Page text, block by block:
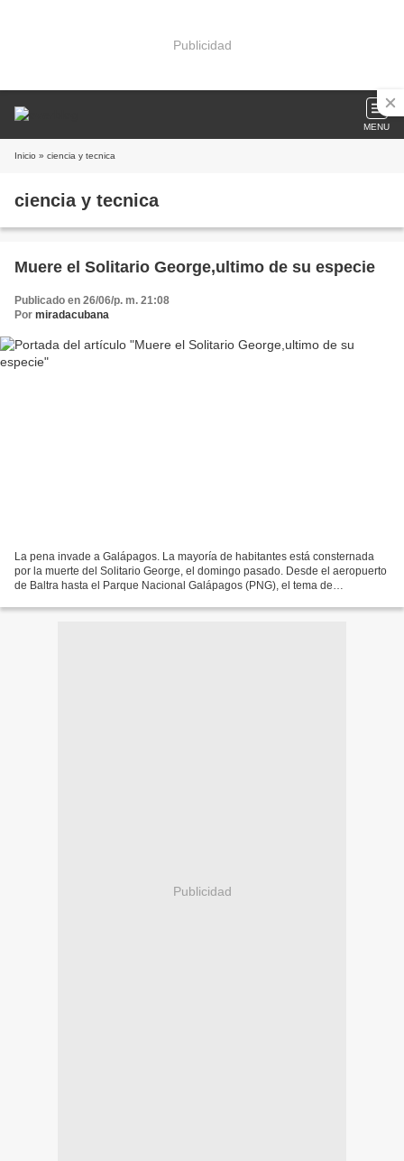
Publicidad
MENU
Inicio » ciencia y tecnica
ciencia y tecnica
Muere el Solitario George,ultimo de su especie
Publicado en 26/06/p. m. 21:08
Por miradacubana
La pena invade a Galápagos. La mayoría de habitantes está consternada
por la muerte del Solitario George, el domingo pasado. Desde el aeropuerto
de Baltra hasta el Parque Nacional Galápagos (PNG), el tema de
Publicidad